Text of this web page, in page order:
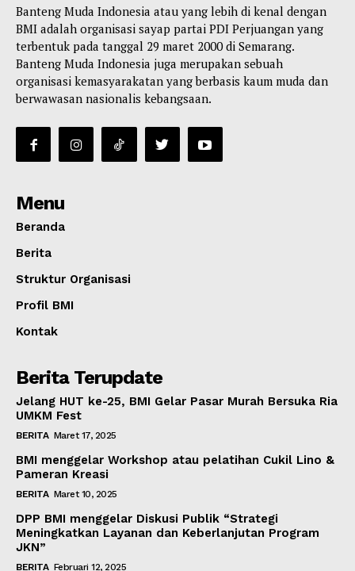
Banteng Muda Indonesia atau yang lebih di kenal dengan
BMI adalah organisasi sayap partai PDI Perjuangan yang
terbentuk pada tanggal 29 maret 2000 di Semarang.
Banteng Muda Indonesia juga merupakan sebuah
organisasi kemasyarakatan yang berbasis kaum muda dan
berwawasan nasionalis kebangsaan.
Menu
Beranda
Berita
Struktur Organisasi
Profil BMI
Kontak
Berita Terupdate
Jelang HUT ke-25, BMI Gelar Pasar Murah Bersuka Ria
UMKM Fest
BERITA Maret 17, 2025
BMI menggelar Workshop atau pelatihan Cukil Lino &
Pameran Kreasi
BERITA Maret 10, 2025
DPP BMI menggelar Diskusi Publik “Strategi
Meningkatkan Layanan dan Keberlanjutan Program
JKN”
BERITA Februari 12, 2025